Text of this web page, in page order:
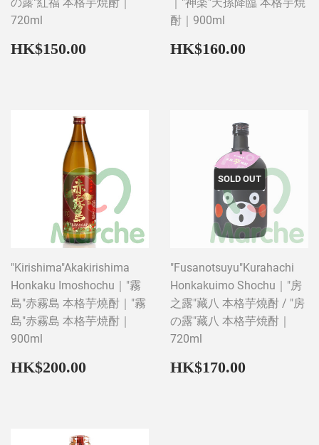
720ml
Regular
price
HK$150.00 HK$150.00
酎｜900ml
Regular
price
HK$160.00
"Kirishima"Akakirishima
Honkaku Imoshochu｜"霧
島"赤霧島 本格芋燒酎｜"霧
島"赤霧島 本格芋焼酎｜
900ml
Regular
price
HK$200.00 HK$200.00
SOLD OUT
"Fusanotsuyu"Kurahachi
Honkakuimo Shochu｜"房
之露"藏八 本格芋燒酎 / "房
の露"藏八 本格芋焼酎｜
720ml
Regular
price
HK$170.00